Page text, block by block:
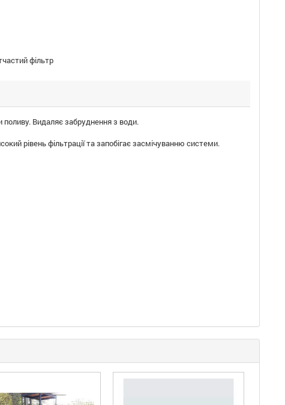
фільтр
поливу. Видаляє забруднення з води.
рівень фільтрації та запобігає засмічуванню системи.